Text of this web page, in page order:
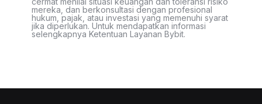
mereka, dan berkonsultasi dengan profesional
hukum, pajak, atau investasi yang memenuhi syarat
jika diperlukan. Untuk mendapatkan informasi
selengkapnya Ketentuan Layanan Bybit.